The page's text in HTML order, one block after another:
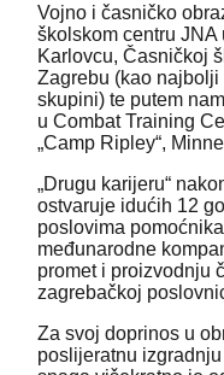
Vojno i časničko
školskom centru JNA
Karlovcu, Časničkoj
Zagrebu (kao najbolji
skupini) te putem
u Combat Training
„Camp Ripley“,
„Drugu karijeru“
ostvaruje idućih 12
poslovima
međunarodne
promet i proizvodnju
zagrebačkoj
Za svoj doprinos u
poslijeratnu